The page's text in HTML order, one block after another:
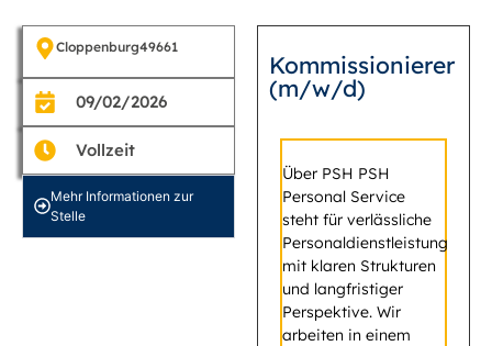
Cloppenburg49661
09/02/2026
Vollzeit
Mehr Informationen zur
Stelle
Kommissionierer
(m/w/d)
Über PSH PSH
Personal Service
steht für verlässliche
Personaldienstleistung
mit klaren Strukturen
und langfristiger
Perspektive. Wir
arbeiten in einem